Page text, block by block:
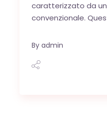
caratterizzato da
convenzionale.
By admin